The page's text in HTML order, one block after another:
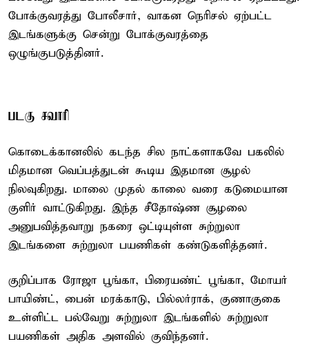
போக்குவரத்து போலீசார், வாகன நெரிசல் ஏற்பட்ட
இடங்களுக்கு சென்று போக்குவரத்தை
ஒழுங்குபடுத்தினர்.
படகு சவாரி
கொடைக்கானலில் கடந்த சில நாட்களாகவே பகலில்
மிதமான வெப்பத்துடன் கூடிய இதமான சூழல்
நிலவுகிறது. மாலை முதல் காலை வரை கடுமையான
குளிர் வாட்டுகிறது. இந்த சீதோஷ்ண சூழலை
அனுபவித்தவாறு நகரை ஒட்டியுள்ள சுற்றுலா
இடங்களை சுற்றுலா பயணிகள் கண்டுகளித்தனர்.
குறிப்பாக ரோஜா பூங்கா, பிரையண்ட் பூங்கா, மோயர்
பாயிண்ட், பைன் மரக்காடு, பில்லர்ராக், குணாகுகை
உள்ளிட்ட பல்வேறு சுற்றுலா இடங்களில் சுற்றுலா
பயணிகள் அதிக அளவில் குவிந்தனர்.